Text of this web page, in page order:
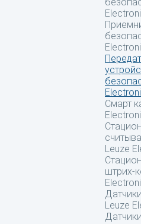
Смарт
Leuze
штрих-
Leuze